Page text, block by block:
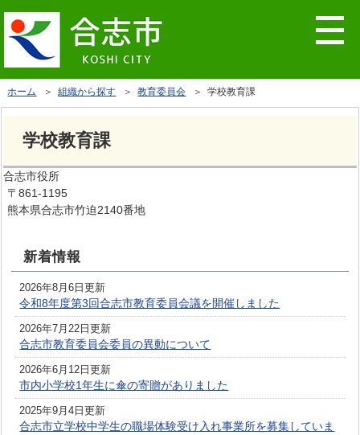
ホーム ＞組織から探す ＞教育委員会 ＞ 学校教育課
学校教育課
合志市役所
〒861-1195
熊本県合志市竹迫2140番地
新着情報
2026年8月6日更新
令和8年度第3回合志市教育委員会議を開催しました
2026年7月22日更新
合志市教育委員会委員の異動について
2026年6月12日更新
市内小学校1年生に傘の寄贈がありました
2025年9月4日更新
合志市立学校中学生の職場体験受け入れ事業所を募集していま